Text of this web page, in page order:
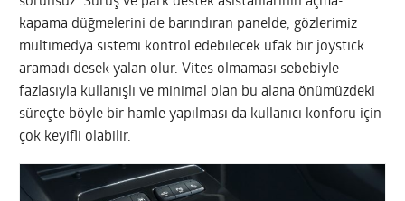
kapama düğmelerini de barındıran panelde, gözlerimiz
multimedya sistemi kontrol edebilecek ufak bir joystick
aramadı desek yalan olur. Vites olmaması sebebiyle
fazlasıyla kullanışlı ve minimal olan bu alana önümüzdeki
süreçte böyle bir hamle yapılması da kullanıcı konforu için
çok keyifli olabilir.